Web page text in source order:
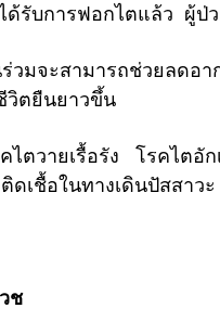
ด้รับการฟอกไตแล้ว ผู้ป่
วมจะสามารถช่วยลดอ
วิตยืนยาวขึ้น
ไตวายเรื้อรัง โรคไตอั
เชื้อในทางเดินปัสสาวะ
ช